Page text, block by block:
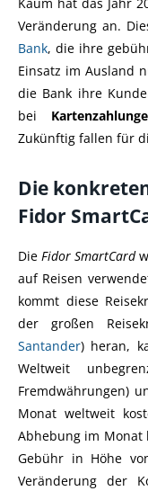
Veränderung an.
Bank, die ihre
Einsatz im Ausland
die Bank ihre
bei
Zukünftig fallen für
Die
Fidor
Die Fidor SmartCard
auf Reisen
kommt diese
der großen
Santander) heran,
Weltweit
Fremdwährungen)
Monat weltweit
Abhebung im Monat
Gebühr in Höhe
Veränderung der